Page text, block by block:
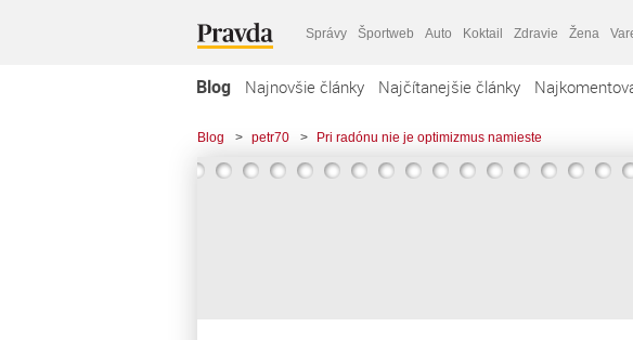
Správy Športweb Auto Koktail Zdravie Žena
Blog Najnovšie články Najčítanejšie články
Blog > petr70 > Pri radónu nie je optimizmus namieste